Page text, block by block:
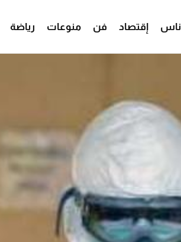
ناس إقتصاد فن منوعات رياضة